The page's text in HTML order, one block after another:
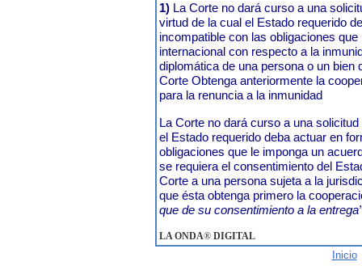
1) La Corte no dará curso a una
virtud de la cual el Estado requerido
incompatible con las obligaciones
internacional con respecto a la
diplomática de una persona o un bien
Corte Obtenga anteriormente la
para la renuncia a la inmunidad
La Corte no dará curso a una
el Estado requerido deba actuar en
obligaciones que le imponga un
se requiera el consentimiento del
Corte a una persona sujeta a la
que ésta obtenga primero la
que de su consentimiento a la
LA ONDA® DIGITAL
Inicio